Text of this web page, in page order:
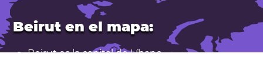
Beirut en el mapa:
Beirut es la capital deLíbano.